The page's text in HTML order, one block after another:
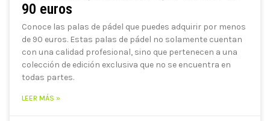
90 euros
Conoce las palas de pádel que puedes adquirir por menos
de 90 euros. Estas palas de pádel no solamente cuentan
con una calidad profesional, sino que pertenecen a una
colección de edición exclusiva que no se encuentra en
todas partes.
LEER MÁS »